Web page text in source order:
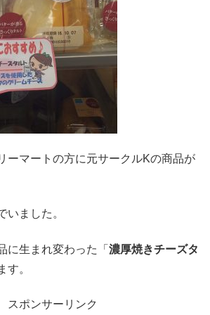
ーマートの方に元サークルKの商品が
いました。
に生まれ変わった「 濃厚焼きチーズタ
す。
スポンサーリンク